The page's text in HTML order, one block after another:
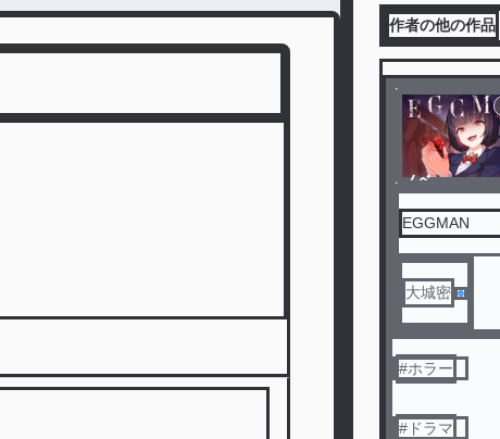
作者の他の作品
ノベ
EGGMAN
大城密
#ホラー
# ドラマ